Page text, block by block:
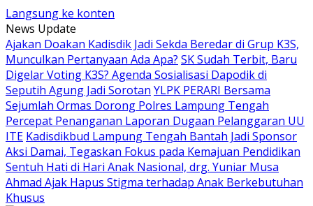
Langsung ke konten
News Update
Ajakan Doakan Kadisdik Jadi Sekda Beredar di Grup K3S,
Munculkan Pertanyaan Ada Apa? SK Sudah Terbit, Baru
Digelar Voting K3S? Agenda Sosialisasi Dapodik di
Seputih Agung Jadi Sorotan YLPK PERARI Bersama
Sejumlah Ormas Dorong Polres Lampung Tengah
Percepat Penanganan Laporan Dugaan Pelanggaran UU
ITE Kadisdikbud Lampung Tengah Bantah Jadi Sponsor
Aksi Damai, Tegaskan Fokus pada Kemajuan Pendidikan
Sentuh Hati di Hari Anak Nasional, drg. Yuniar Musa
Ahmad Ajak Hapus Stigma terhadap Anak Berkebutuhan
Khusus